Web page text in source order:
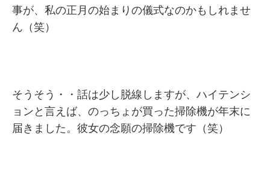
事が、私の正月の始まりの儀式なのかもしれませ
ん（笑）
そうそう・・話は少し脱線しますが、ハイテンシ
ョンと言えば、のっちょが買った掃除機が年末に
届きました。彼女の念願の掃除機です（笑）